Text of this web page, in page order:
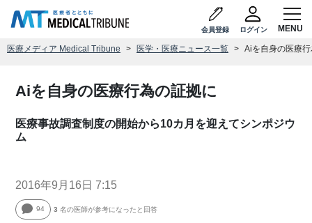
会員登録 ログイン
医療メディア Medical Tribune 医学・医療ニュース一覧 Aiを自身の医療
Aiを自身の医療行為の証拠に
医療事故調査制度の開始から10カ月を迎えてシンポジウ
ム
2016年9月16日 7:15
94 3 名の医師が参考になったと回答